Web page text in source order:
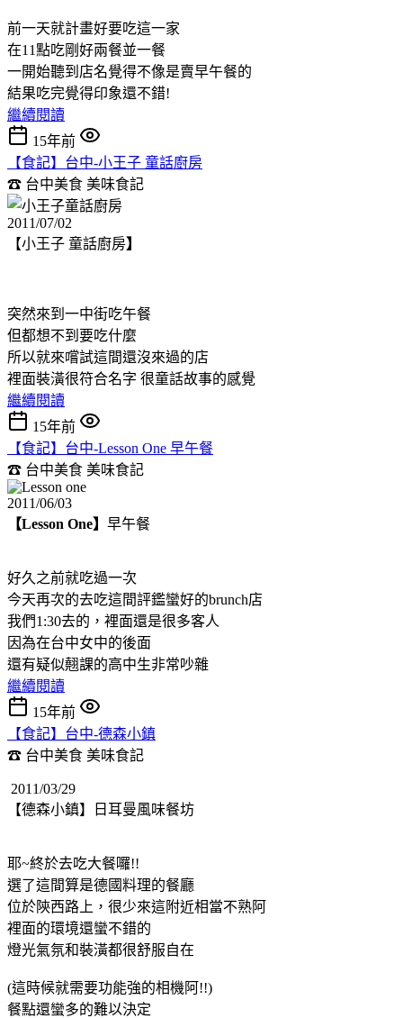
前一天就計畫好要吃這一家
在11點吃剛好兩餐並一餐
一開始聽到店名覺得不像是賣早午餐的
結果吃完覺得印象還不錯!
繼續閱讀
15年前
【食記】台中-小王子 童話廚房
☎ 台中美食 美味食記
2011/07/02
【小王子 童話廚房】
突然來到一中街吃午餐
但都想不到要吃什麼
所以就來嚐試這間還沒來過的店
裡面裝潢很符合名字 很童話故事的感覺
繼續閱讀
15年前
【食記】台中-Lesson One 早午餐
☎ 台中美食 美味食記
2011/06/03
【Lesson One】 早午餐
好久之前就吃過一次
今天再次的去吃這間評鑑蠻好的brunch店
我們1:30去的，裡面還是很多客人
因為在台中女中的後面
還有疑似翹課的高中生非常吵雜
繼續閱讀
15年前
【食記】台中-德森小鎮
☎ 台中美食 美味食記
2011/03/29
【德森小鎮】日耳曼風味餐坊
耶~終於去吃大餐囉!!
選了這間算是德國料理的餐廳
位於陝西路上，很少來這附近相當不熟阿
裡面的環境還蠻不錯的
燈光氣氛和裝潢都很舒服自在
(這時候就需要功能強的相機阿!!)
餐點還蠻多的難以決定